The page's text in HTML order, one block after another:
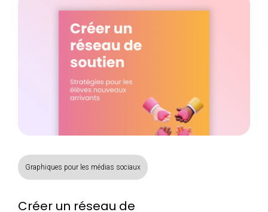
Graphiques pour les médias sociaux
Créer un réseau de